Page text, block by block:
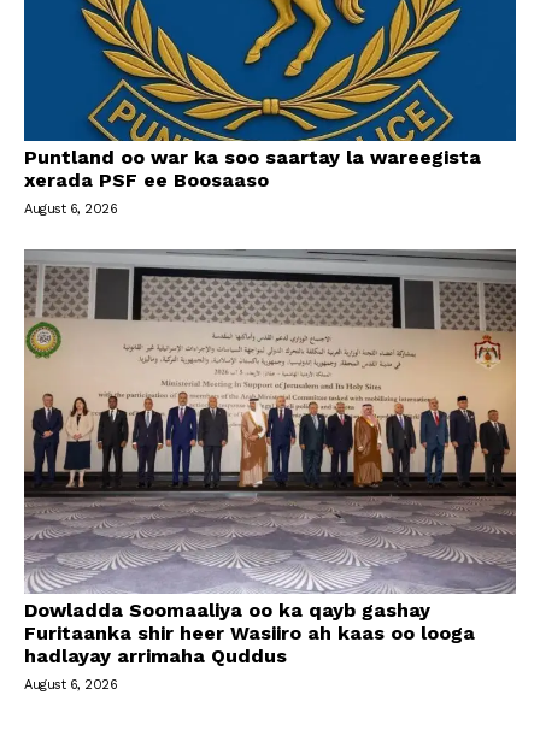
Puntland oo war ka soo saartay la wareegista
xerada PSF ee Boosaaso
August 6, 2026
Dowladda Soomaaliya oo ka qayb gashay
Furitaanka shir heer Wasiiro ah kaas oo looga
hadlayay arrimaha Quddus
August 6, 2026